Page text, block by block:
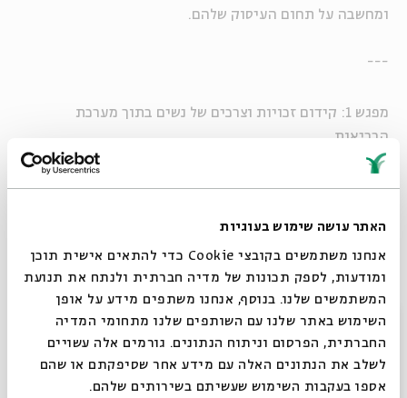
האתר עושה שימוש בעוגיות
אנחנו משתמשים בקובצי Cookie כדי להתאים אישית תוכן
ומודעות, לספק תכונות של מדיה חברתית ולנתח את תנועת
המשתמשים שלנו. בנוסף, אנחנו משתפים מידע על אופן
השימוש באתר שלנו עם השותפים שלנו מתחומי המדיה
החברתית, הפרסום וניתוח הנתונים. גורמים אלה עשויים
לשלב את הנתונים האלה עם מידע אחר שסיפקתם או שהם
אספו בעקבות השימוש שעשיתם בשירותים שלהם.
ומחשבה על תחום העיסוק שלהם.
---
מפגש 1: קידום זכויות וצרכים של נשים בתוך מערכת
הבריאות
הרבנית שרה סגל - כץ ושרה טנקמן
מפגש 2: כיצד נמנע את המוות המיותר הבא בענף הבניה?
הרבנית שרה סגל - כץ וחלי טביבי ברקת
רביעי |19.1 | יז שבט | 20:00-22:00
---
מפגש 3: מה התפקיד של ישראל במאבק העולמי במשבר
האקלים?
הרבנית שרה סגל כץ וד"ר יונתן אייקנבאום.
סגור